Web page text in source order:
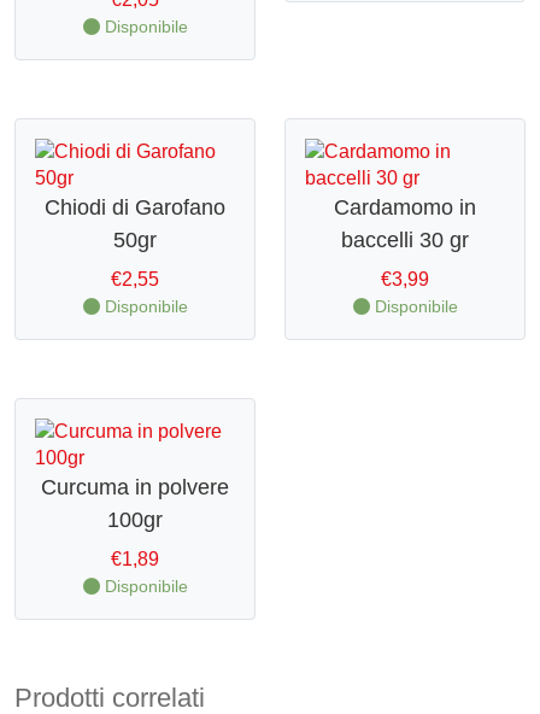
Disponibile
Chiodi di Garofano
50gr
€2,55
Disponibile
Cardamomo in
baccelli 30 gr
€3,99
Disponibile
Curcuma in polvere
100gr
€1,89
Disponibile
Prodotti correlati